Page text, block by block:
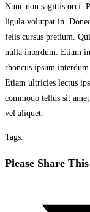
Nunc non sagittis orci.
ligula volutpat in.
felis cursus pretium.
nulla interdum. Etiam
rhoncus ipsum
Etiam ultricies lectus
commodo tellus sit
vel aliquet.
Tags:
Please Share This